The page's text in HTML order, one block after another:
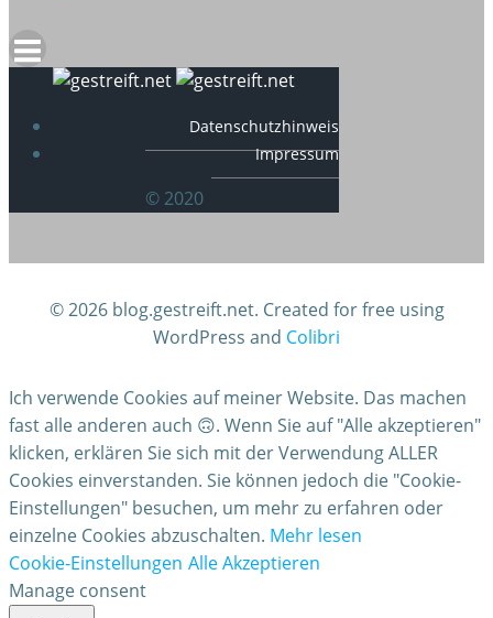
Datenschutzhinweis
Impressum
© 2020
© 2026 blog.gestreift.net. Created for free using
WordPress and Colibri
Ich verwende Cookies auf meiner Website. Das machen
fast alle anderen auch 🙃. Wenn Sie auf "Alle akzeptieren"
klicken, erklären Sie sich mit der Verwendung ALLER
Cookies einverstanden. Sie können jedoch die "Cookie-
Einstellungen" besuchen, um mehr zu erfahren oder
einzelne Cookies abzuschalten. Mehr lesen
Cookie-Einstellungen Alle Akzeptieren
Manage consent